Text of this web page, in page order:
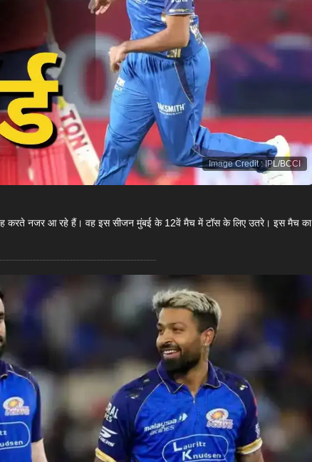
Image Credit: IPL/BCCI
करते नजर आ रहे हैं। वह इस सीजन मुंबई के 12वें मैच में टॉस के लिए उतरे। इस मैच का